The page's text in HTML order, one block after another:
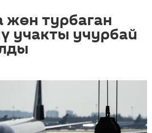
жөн турбаган
учакты учурбай